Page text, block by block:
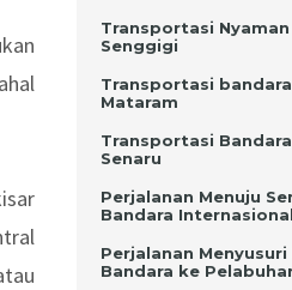
Transportasi
Senggigi
Transportasi
Mataram
Transportasi
Senaru
Perjalanan Menuju
Bandara
Perjalanan
Bandara ke